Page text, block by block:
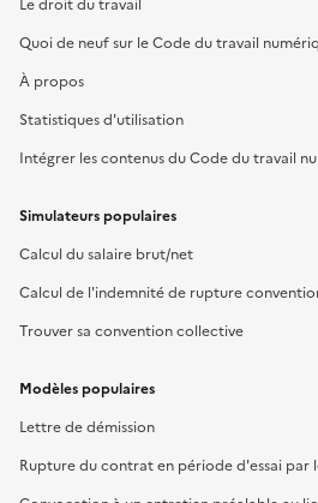
Quoi de neuf sur le Code du travail
À propos
Statistiques d'utilisation
Intégrer les contenus du Code du travail
Simulateurs populaires
Calcul du salaire brut/net
Calcul de l'indemnité de rupture
Trouver sa convention collective
Modèles populaires
Lettre de démission
Rupture du contrat en période d'essai par